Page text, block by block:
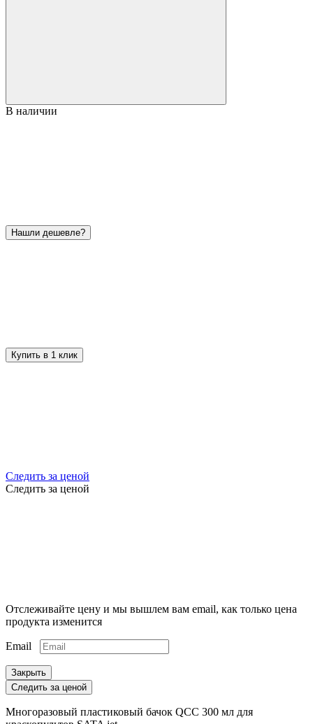
В наличии
Нашли дешевле?
Купить в 1 клик
Следить за ценой
Следить за ценой
Отслеживайте цену и мы вышлем вам email, как только цена
продукта изменится
Email
Закрыть
Следить за ценой
Многоразовый пластиковый бачок QCC 300 мл для